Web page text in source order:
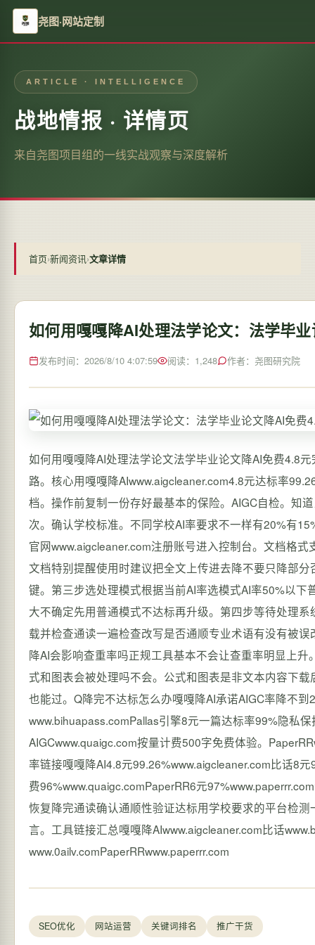
尧图·网站定制
ARTICLE · INTELLIGENCE
战地情报 · 详情页
来自尧图项目组的一线实战观察与深度解析
首页›新闻资讯›文章详情
如何用嘎嘎降AI处理法学论文：法学毕
发布时间：2026/8/10 4:07:59 阅读：1,248 作者：尧图研究院
如何用嘎嘎降AI处理法学论文法学毕业论文降AI免费4.8
路。核心用嘎嘎降AIwww.aigcleaner.com4.8元达标率
档。操作前复制一份存好最基本的保险。AIGC自检。知
次。确认学校标准。不同学校AI率要求不一样有20%有
官网www.aigcleaner.com注册账号进入控制台。文档格
文档特别提醒使用时建议把全文上传进去降不要只降部
键。第三步选处理模式根据当前AI率选模式AI率50%以
大不确定先用普通模式不达标再升级。第四步等待处理
载并检查通读一遍检查改写是否通顺专业术语有没有被
降AI会影响查重率吗正规工具基本不会让查重率明显上
式和图表会被处理吗不会。公式和图表是非文本内容下
也能过。Q降完不达标怎么办嘎嘎降AI承诺AIGC率降不
www.bihuapass.comPallas引擎8元一篇达标率99%隐私
AIGCwww.quaigc.com按量计费500字免费体验。
率链接嘎嘎降AI4.8元99.26%www.aigcleaner.com比话8
费96%www.quaigc.comPaperRR6元
恢复降完通读确认通顺性验证达标用学校要求的平台检
言。工具链接汇总嘎嘎降AIwww.aigcleaner.com比话
www.0ailv.comPaperRRwww.paperrr.com
SEO优化 网站运营 关键词排名 推广干货